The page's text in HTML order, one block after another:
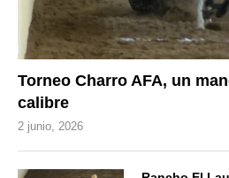
Torneo Charro AFA, un
calibre
2 junio, 2026